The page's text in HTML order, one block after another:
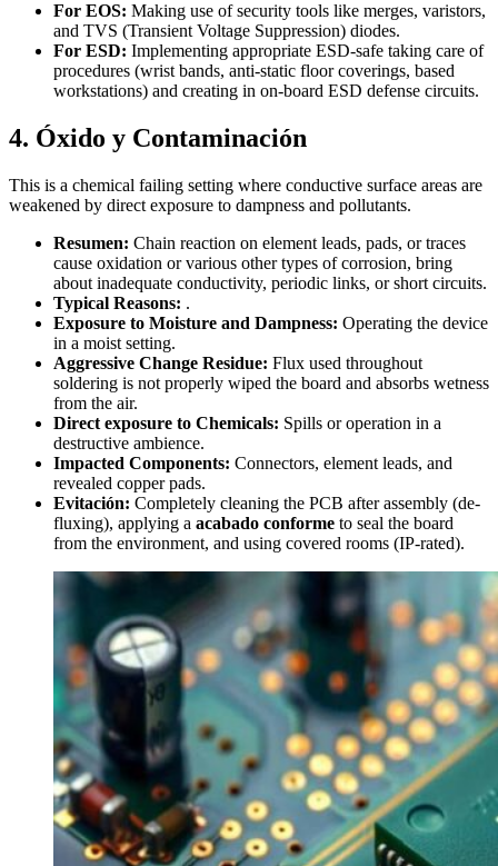
For EOS: Making use of security tools like merges, varistors,
and TVS (Transient Voltage Suppression) diodes.
For ESD: Implementing appropriate ESD-safe taking care of
procedures (wrist bands, anti-static floor coverings, based
workstations) and creating in on-board ESD defense circuits.
4. Óxido y Contaminación
This is a chemical failing setting where conductive surface areas are
weakened by direct exposure to dampness and pollutants.
Resumen: Chain reaction on element leads, pads, or traces
cause oxidation or various other types of corrosion, bring
about inadequate conductivity, periodic links, or short circuits.
Typical Reasons: .
Exposure to Moisture and Dampness: Operating the device
in a moist setting.
Aggressive Change Residue: Flux used throughout
soldering is not properly wiped the board and absorbs wetness
from the air.
Direct exposure to Chemicals: Spills or operation in a
destructive ambience.
Impacted Components: Connectors, element leads, and
revealed copper pads.
Evitación: Completely cleaning the PCB after assembly (de-
fluxing), applying a acabado conforme to seal the board
from the environment, and using covered rooms (IP-rated).